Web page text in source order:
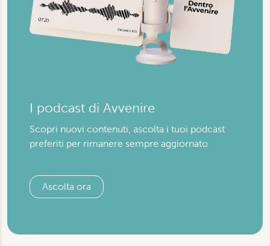
I podcast di Avvenire
Scopri nuovi contenuti, ascolta i tuoi podcast
preferiti per rimanere sempre aggiornato
Ascolta ora